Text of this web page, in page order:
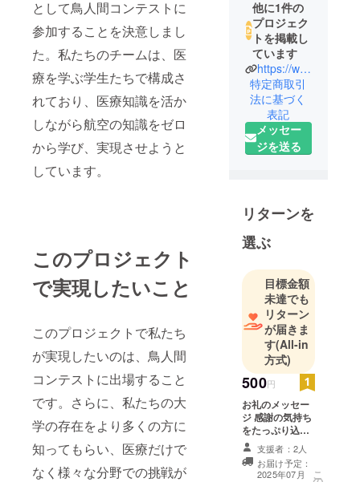
として鳥人間コンテストに
参加することを決意しまし
た。私たちのチームは、医
療を学ぶ学生たちで構成さ
れており、医療知識を活か
しながら航空の知識をゼロ
から学び、実現させようと
しています。
このプロジェクト
で実現したいこと
このプロジェクトで私たち
が実現したいのは、鳥人間
コンテストに出場すること
です。さらに、私たちの大
学の存在をより多くの方に
知ってもらい、医療だけで
なく様々な分野での挑戦が
他に1件の
プロジェク
トを掲載し
ています
https://www.instagram.com/ipuhs.toriningen?igsh=djF5aHl4N2ZwbnNw&utm_source=qr
特定商取引
法に基づく
表記
メッセー
ジを送る
リターンを
選ぶ
目標金額
未達でも
リターン
が届きま
す(All-in
方式)
500円
お礼のメッセー
ジ 感謝の気持ち
をたっぷり込め
たメッセージを
お返しします。
支援者：2人
お届け予定：
2025年07月
こ